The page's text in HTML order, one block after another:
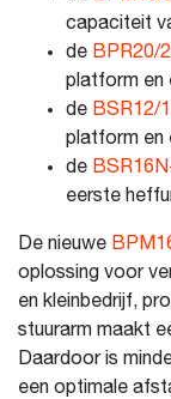
capaciteit
de BPR20/
platform en
de BSR12/
platform en
de
eerste
De nieuwe
oplossing voor
en kleinbedrijf,
stuurarm maakt
Daardoor is
een optimale